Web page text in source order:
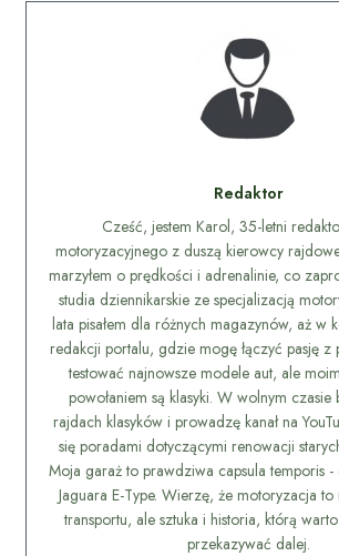
Redaktor
Cześć, jestem Karol, 35-letni
motoryzacyjnego z duszą kierowcy
marzyłem o prędkości i adrenalinie, co
studia dziennikarskie ze specjalizacją
lata pisałem dla różnych magazynów, aż w
redakcji portalu, gdzie mogę łączyć pasję z
testować najnowsze modele aut, ale
powołaniem są klasyki. W wolnym czasie
rajdach klasyków i prowadzę kanał na
się poradami dotyczącymi renowacji
Moja garaż to prawdziwa capsula temporis
Jaguara E-Type. Wierzę, że motoryzacja
transportu, ale sztuka i historia, którą
przekazywać dalej.